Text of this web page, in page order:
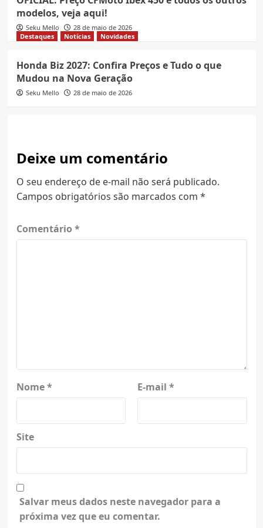
modelos, veja aqui!
Seku Mello
28 de maio de 2026
Destaques
Notícias Novidades
Honda Biz 2027: Confira Preços e Tudo o que
Mudou na Nova Geração
Seku Mello 28 de maio de 2026
Deixe um comentário
O seu endereço de e-mail não será publicado.
Campos obrigatórios são marcados com *
Comentário *
Nome* E-mail *
Site
Salvar meus dados neste navegador para a
próxima vez que eu comentar.